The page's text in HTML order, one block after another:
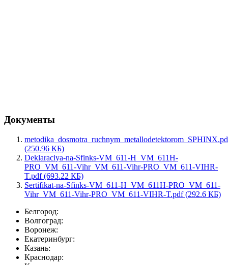
Документы
(250.96 КБ)
Deklaraciya-na-Sfinks-VM_611-H_VM_611H-
PRO_VM_611-Vihr_VM_611-Vihr-PRO_VM_611-VIHR-
T.pdf (693.22 КБ)
Sertifikat-na-Sfinks-VM_611-H_VM_611H-PRO_VM_611-
Vihr_VM_611-Vihr-PRO_VM_611-VIHR-T.pdf (292.6 КБ)
Белгород:
Волгоград:
Воронеж:
Екатеринбург:
Казань:
Краснодар: